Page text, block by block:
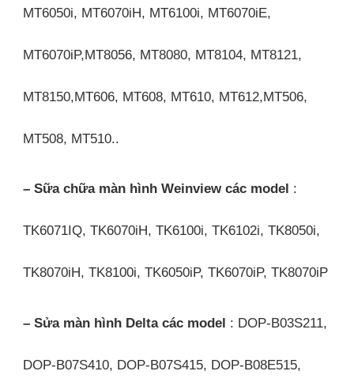
MT6050i, MT6070iH, MT6100i, MT6070iE,
MT6070iP,MT8056, MT8080, MT8104, MT8121,
MT8150,MT606, MT608, MT610, MT612,MT506,
MT508, MT510..
– Sữa chữa màn hình Weinview các model :
TK6071IQ, TK6070iH, TK6100i, TK6102i, TK8050i,
TK8070iH, TK8100i, TK6050iP, TK6070iP, TK8070iP
– Sửa màn hình Delta các model : DOP-B03S211,
DOP-B07S410, DOP-B07S415, DOP-B08E515,